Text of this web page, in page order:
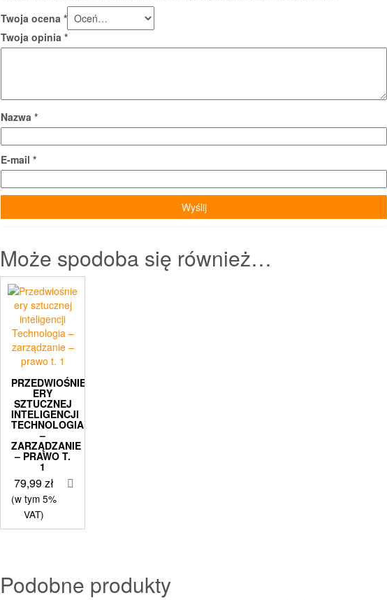
Twoja ocena *
Twoja opinia *
Nazwa *
E-mail *
Może spodoba się również…
PRZEDWIOŚNIE
ERY
SZTUCZNEJ
INTELIGENCJI
TECHNOLOGIA
–
ZARZĄDZANIE
– PRAWO T.
1
79,99zł
(w tym 5%
VAT)
Podobne produkty